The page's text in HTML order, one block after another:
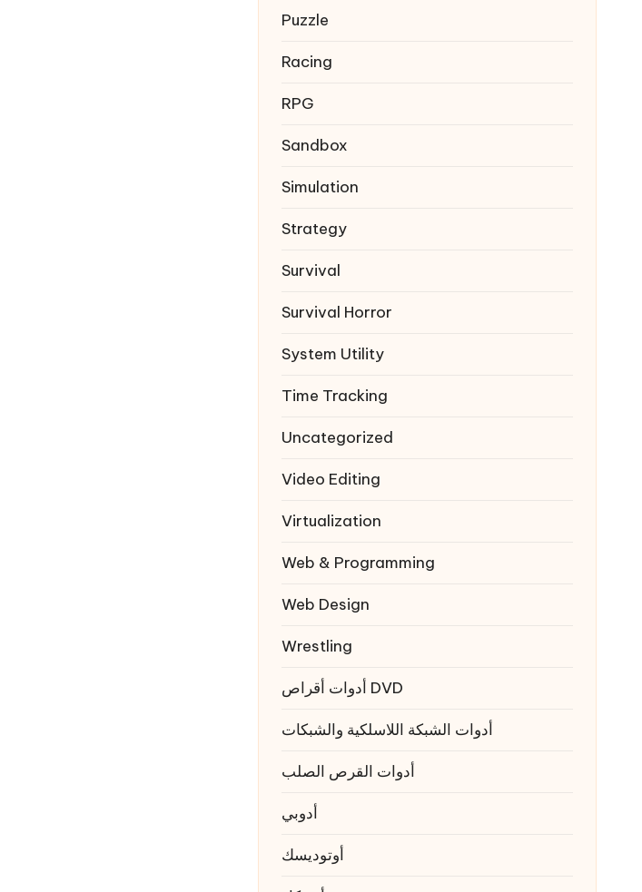
Puzzle
Racing
RPG
Sandbox
Simulation
Strategy
Survival
Survival Horror
System Utility
Time Tracking
Uncategorized
Video Editing
Virtualization
Web & Programming
Web Design
Wrestling
أدوات أقراص DVD
أدوات الشبكة اللاسلكية والشبكات
أدوات القرص الصلب
أدوبي
أوتوديسك